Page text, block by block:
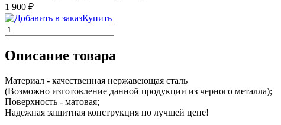
1 900 ₽
Купить
Описание товара
Материал - качественная нержавеющая сталь
(Возможно изготовление данной продукции из черного металла);
Поверхность - матовая;
Надежная защитная конструкция по лучшей цене!